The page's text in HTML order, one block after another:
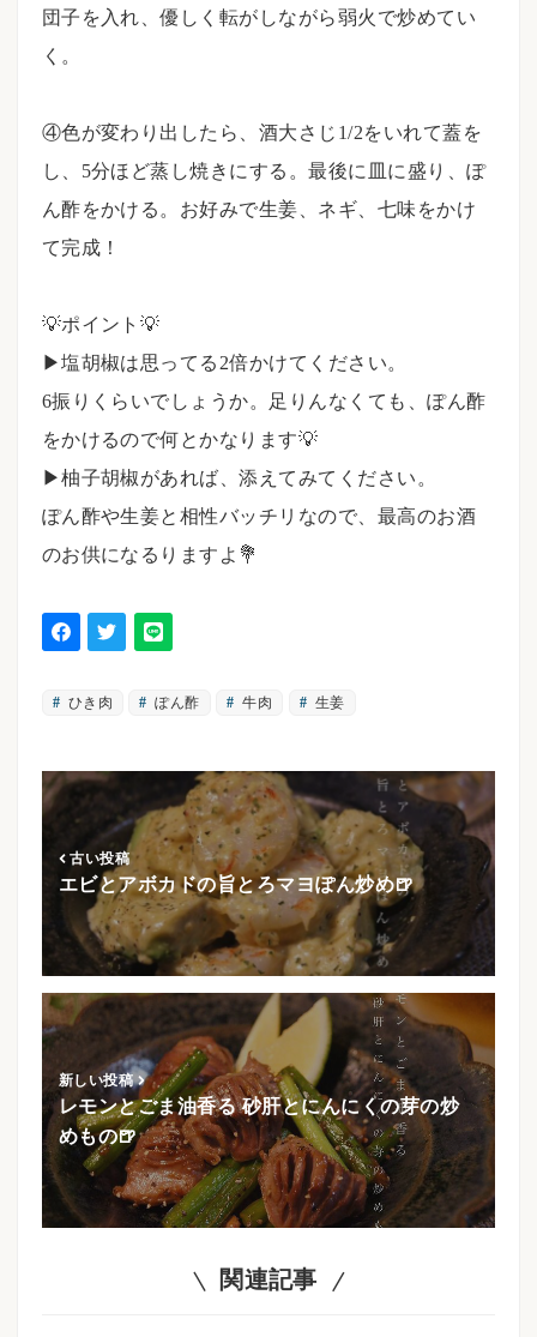
団子を入れ、優しく転がしながら弱火で炒めてい
く。
④色が変わり出したら、酒大さじ1/2をいれて蓋を
し、5分ほど蒸し焼きにする。最後に皿に盛り、ぽ
ん酢をかける。お好みで生姜、ネギ、七味をかけ
て完成！
💡ポイント💡⠀
▶︎塩胡椒は思ってる2倍かけてください。
6振りくらいでしょうか。足りんなくても、ぽん酢
をかけるので何とかなります💡
▶︎柚子胡椒があれば、添えてみてください。
ぽん酢や生姜と相性バッチリなので、最高のお酒
のお供になるりますよ💐
ひき肉 ぽん酢 牛肉 生姜
古い投稿
エビとアボカドの旨とろマヨぽん炒め🍺
新しい投稿
レモンとごま油香る 砂肝とにんにくの芽の炒
めもの🍺
関連記事